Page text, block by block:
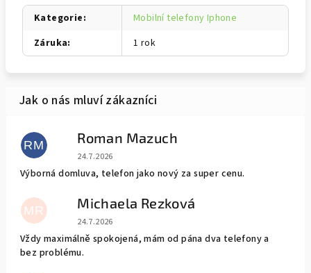
Kategorie:
Mobilní telefony Iphone
Záruka: 1 rok
RM Roman Mazuch
Hodnocení obchodu je 5 z 5 hvězdiček.
24.7.2026
Výborná domluva, telefon jako nový za super cenu.
MR Michaela Rezková
Hodnocení obchodu je 5 z 5 hvězdiček.
24.7.2026
Vždy maximálně spokojená, mám od pána dva telefony a
bez problému.